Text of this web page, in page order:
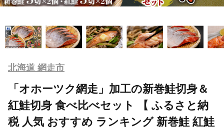
北海道 網走市
「オホーツク網走」加工の新巻鮭切身＆
紅鮭切身 食べ比べセット 【 ふるさと納
税 人気 おすすめ ランキング 新巻鮭 紅鮭